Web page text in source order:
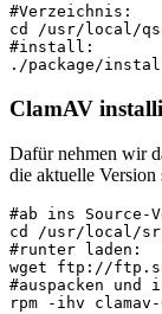
#Verzeichnis:
cd /usr/local/
#install:
./package/
ClamAV
Dafür nehmen wir
die aktuelle Version
#ab ins Source-
cd /usr/local/
#runter laden:
wget ftp://
#auspacken
rpm -ihv